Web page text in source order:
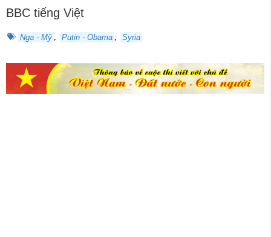
BBC tiếng Việt
Nga - Mỹ , Putin - Obama , Syria